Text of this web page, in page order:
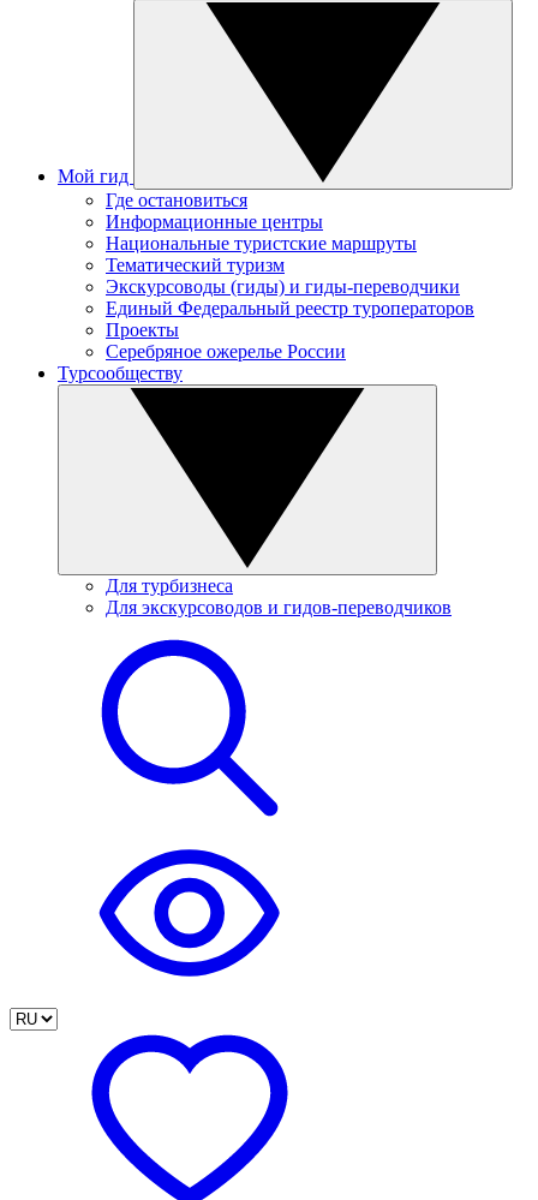
Мой гид
Где остановиться
Информационные центры
Национальные туристские маршруты
Тематический туризм
Экскурсоводы (гиды) и гиды-переводчики
Единый Федеральный реестр туроператоров
Проекты
Серебряное ожерелье России
Турсообществу
Для турбизнеса
Для экскурсоводов и гидов-переводчиков